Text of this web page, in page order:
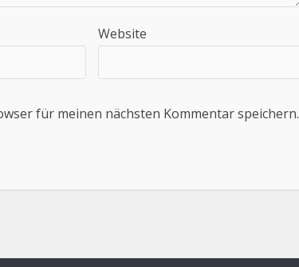
Website
für meinen nächsten Kommentar speichern.